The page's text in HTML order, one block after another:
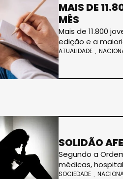
MAIS DE
MÊS
Mais de 11.800
edição e a
ATUALIDADE
SOLIDÃO
Segundo a
médicas,
SOCIEDADE